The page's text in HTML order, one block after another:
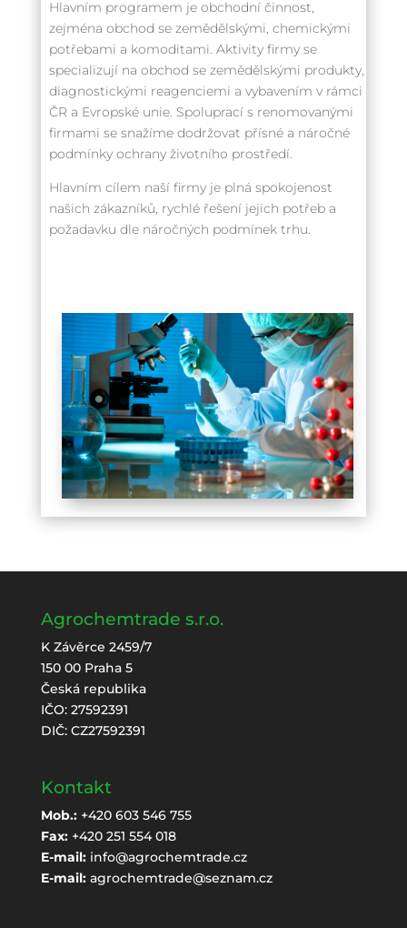
Hlavním programem je obchodní činnost,
zejména obchod se zemědělskými, chemickými
potřebami a komoditami. Aktivity firmy se
specializují na obchod se zemědělskými produkty,
diagnostickými reagenciemi a vybavením v rámci
ČR a Evropské unie. Spoluprací s renomovanými
firmami se snažíme dodržovat přísné a náročné
podmínky ochrany životního prostředí.
Hlavním cílem naší firmy je plná spokojenost
našich zákazníků, rychlé řešení jejich potřeb a
požadavku dle náročných podmínek trhu.
Agrochemtrade s.r.o.
K Závěrce 2459/7
150 00 Praha 5
Česká republika
IČO: 27592391
DIČ: CZ27592391
Kontakt
Mob.:+420 603 546 755
Fax:+420 251 554 018
E-mail: info@agrochemtrade.cz
E-mail: agrochemtrade@seznam.cz